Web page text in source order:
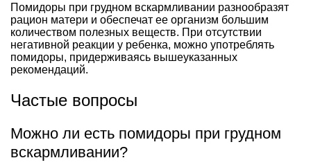
Помидоры при грудном вскармливании разнообразят
рацион матери и обеспечат ее организм большим
количеством полезных веществ. При отсутствии
негативной реакции у ребенка, можно употреблять
помидоры, придерживаясь вышеуказанных
рекомендаций.
Частые вопросы
Можно ли есть помидоры при грудном
вскармливании?